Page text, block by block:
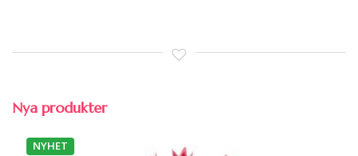
Nya produkter
NYHET